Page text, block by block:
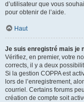
d’utilisateur que vous
pour obtenir de l’aide.
Haut
Je suis enregistré mais je
Vérifiez, en premier, votre
corrects, il y a deux
Si la gestion COPPA est
lors de l’enregistrement,
courriel. Certains forums
création de compte soit